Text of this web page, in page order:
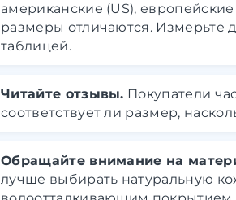
американские (US),
размеры отличаются. Измерьте
таблицей.
Читайте отзывы. Покупатели
соответствует ли размер,
Обращайте внимание на
лучше выбирать натуральную